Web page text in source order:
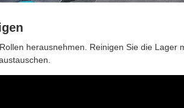
herausnehmen. Reinigen Sie die